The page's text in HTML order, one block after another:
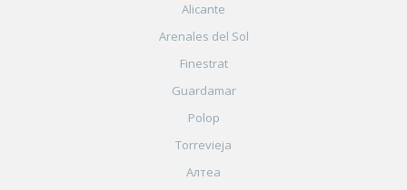
Alicante
Arenales del Sol
Finestrat
Guardamar
Polop
Torrevieja
Алтеа